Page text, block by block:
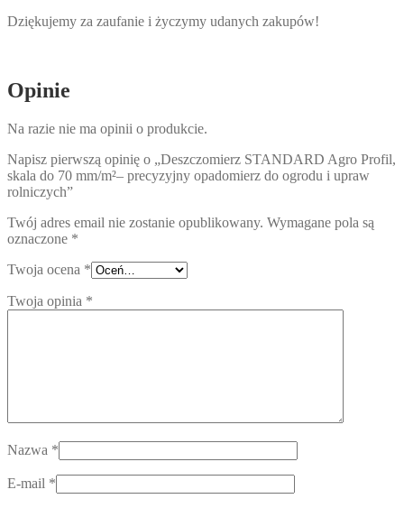
Dziękujemy za zaufanie i życzymy udanych zakupów!
Opinie
Na razie nie ma opinii o produkcie.
Napisz pierwszą opinię o „Deszczomierz STANDARD Agro Profil,
skala do 70 mm/m²– precyzyjny opadomierz do ogrodu i upraw
rolniczych”
Twój adres email nie zostanie opublikowany. Wymagane pola są
oznaczone *
Twoja ocena *
Twoja opinia *
Nazwa *
E-mail *